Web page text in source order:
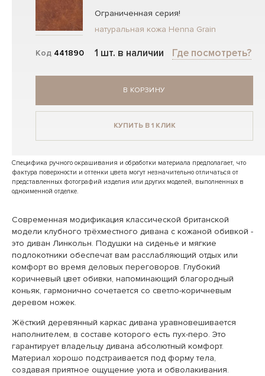
Код 441890
Ограниченная серия!
натуральная кожа Henna Grain
1 шт. в наличии Где посмотреть?
В КОРЗИНУ
КУПИТЬ В 1 КЛИК
Специфика ручного окрашивания и обработки материала предполагает, что
фактура поверхности и оттенки цвета могут незначительно отличаться от
представленных фотографий изделия или других моделей, выполненных в
одноименной отделке.
Современная модификация классической британской
модели клубного трёхместного дивана с кожаной обивкой -
это диван Линкольн. Подушки на сиденье и мягкие
подлокотники обеспечат вам расслабляющий отдых или
комфорт во время деловых переговоров. Глубокий
коричневый цвет обивки, напоминающий благородный
коньяк, гармонично сочетается со светло-коричневым
деревом ножек.
Жёсткий деревянный каркас дивана уравновешивается
наполнителем, в составе которого есть пух-перо. Это
гарантирует владельцу дивана абсолютный комфорт.
Материал хорошо подстраивается под форму тела,
создавая приятное ощущение уюта и обволакивания.